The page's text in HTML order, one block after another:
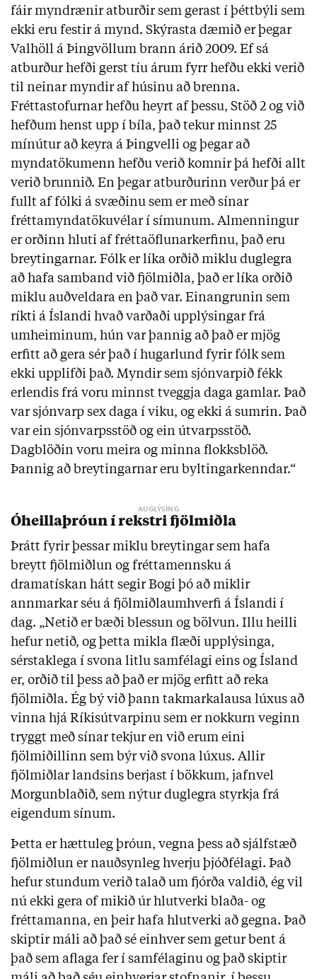
fáir myndrænir atburðir sem gerast í þéttbýli sem
ekki eru festir á mynd. Skýrasta dæmið er þegar
Valhöll á Þingvöllum brann árið 2009. Ef sá
atburður hefði gerst tíu árum fyrr hefðu ekki verið
til neinar myndir af húsinu að brenna.
Fréttastofurnar hefðu heyrt af þessu, Stöð 2 og við
hefðum henst upp í bíla, það tekur minnst 25
mínútur að keyra á Þingvelli og þegar að
myndatökumenn hefðu verið komnir þá hefði allt
verið brunnið. En þegar atburðurinn verður þá er
fullt af fólki á svæðinu sem er með sínar
fréttamyndatökuvélar í símunum. Almenningur
er orðinn hluti af fréttaöflunarkerfinu, það eru
breytingarnar. Fólk er líka orðið miklu duglegra
að hafa samband við fjölmiðla, það er líka orðið
miklu auðveldara en það var. Einangrunin sem
ríkti á Íslandi hvað varðaði upplýsingar frá
umheiminum, hún var þannig að það er mjög
erfitt að gera sér það í hugarlund fyrir fólk sem
ekki upplifði það. Myndir sem sjónvarpið fékk
erlendis frá voru minnst tveggja daga gamlar. Það
var sjónvarp sex daga í viku, og ekki á sumrin. Það
var ein sjónvarpsstöð og ein útvarpsstöð.
Dagblöðin voru meira og minna flokksblöð.
Þannig að breytingarnar eru byltingarkenndar.“
Óheillaþróun í rekstri fjölmiðla
Þrátt fyrir þessar miklu breytingar sem hafa
breytt fjölmiðlun og fréttamennsku á
dramatískan hátt segir Bogi þó að miklir
annmarkar séu á fjölmiðlaumhverfi á Íslandi í
dag. „Netið er bæði blessun og bölvun. Illu heilli
hefur netið, og þetta mikla flæði upplýsinga,
sérstaklega í svona litlu samfélagi eins og Ísland
er, orðið til þess að það er mjög erfitt að reka
fjölmiðla. Ég bý við þann takmarkalausa lúxus að
vinna hjá Ríkisútvarpinu sem er nokkurn veginn
tryggt með sínar tekjur en við erum eini
fjölmiðillinn sem býr við svona lúxus. Allir
fjölmiðlar landsins berjast í bökkum, jafnvel
Morgunblaðið, sem nýtur duglegra styrkja frá
eigendum sínum.
Þetta er hættuleg þróun, vegna þess að sjálfstæð
fjölmiðlun er nauðsynleg hverju þjóðfélagi. Það
hefur stundum verið talað um fjórða valdið, ég vil
nú ekki gera of mikið úr hlutverki blaða- og
fréttamanna, en þeir hafa hlutverki að gegna. Það
skiptir máli að það sé einhver sem getur bent á
það sem aflaga fer í samfélaginu og það skiptir